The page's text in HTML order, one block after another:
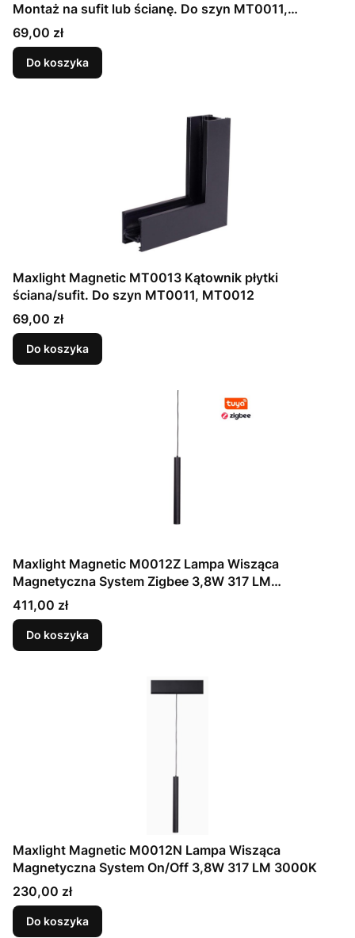
Montaż na sufit lub ścianę. Do szyn MT0011,
MT0012
Cena
69,00 zł
Do koszyka
Maxlight Magnetic MT0013 Kątownik płytki
ściana/sufit. Do szyn MT0011, MT0012
Cena
69,00 zł
Do koszyka
Maxlight Magnetic M0012Z Lampa Wisząca
Magnetyczna System Zigbee 3,8W 317 LM
2700/5000K
Cena
411,00 zł
Do koszyka
Maxlight Magnetic M0012N Lampa Wisząca
Magnetyczna System On/Off 3,8W 317 LM 3000K
Cena
230,00 zł
Do koszyka